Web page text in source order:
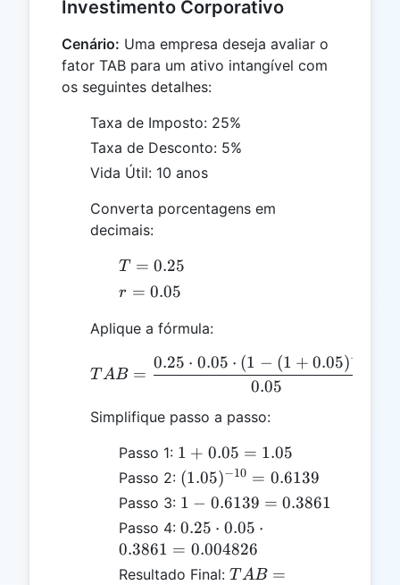
Investimento Corporativo
Cenário: Uma empresa deseja avaliar o
fator TAB para um ativo intangível com
os seguintes detalhes:
Taxa de Imposto: 25%
Taxa de Desconto: 5%
Vida Útil: 10 anos
Converta porcentagens em
decimais:
T =
0.25
T = 0.25
r =
r = 0.05
Aplique a fórmula:
TAB = \frac{0.25 \cdot
T AB =
0.05
0.25 ⋅ 0.05 ⋅ (1 − (1 + 0.05)−
Simplifique passo a passo:
Passo 1: 1 +
0.05
=
1.05
1 + 0.05 = 1.05
Passo 2: (1.05)^{-10}
= 0.6139
(1.05)−10 = 0.6139
Passo 3: 1 -
0.6139
=
1 − 0.6139 = 0.3861
Passo 4: 0.25
\cdot
0.05
0.25 ⋅ 0.05 ⋅
0.3861 = 0.004826
Resultado Final: TAB
T AB =